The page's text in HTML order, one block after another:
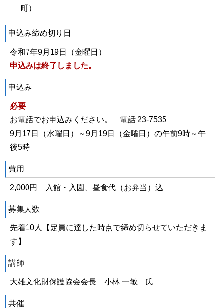
町）
申込み締め切り日
令和7年9月19日（金曜日）
申込みは終了しました。
申込み
必要
お電話でお申込みください。 電話 23-7535
9月17日（水曜日）～9月19日（金曜日）の午前9時～午
後5時
費用
2,000円 入館・入園、昼食代（お弁当）込
募集人数
先着10人【定員に達した時点で締め切らせていただきま
す】
講師
大雄文化財保護協会会長 小林 一敏 氏
共催